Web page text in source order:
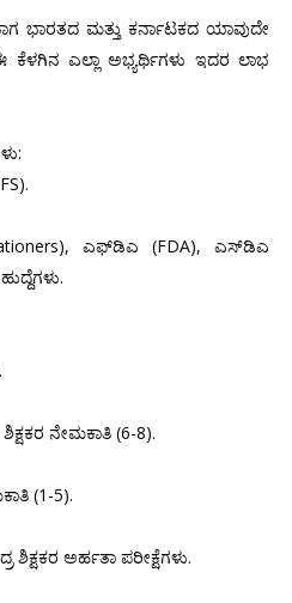
ಭಾರತದ ಮತ್ತು ಕರ್ನಾಟಕದ ಯಾವುದೇ
ಕೆಳಗಿನ ಎಲ್ಲಾ ಅಭ್ಯರ್ಥಿಗಳು ಇದರ ಲಾಭ
ಎಫ್‌ಡಿಎ (FDA), ಎಸ್‌ಡಿಎ
ನೇಮಕಾತಿ (6-8).
(1-5).
ಶಿಕ್ಷಕರ ಅರ್ಹತಾ ಪರೀಕ್ಷೆಗಳು.